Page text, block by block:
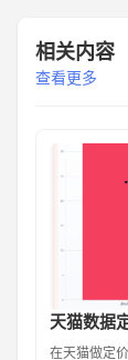
相关内容
查看更多
天猫数据
在天猫做定